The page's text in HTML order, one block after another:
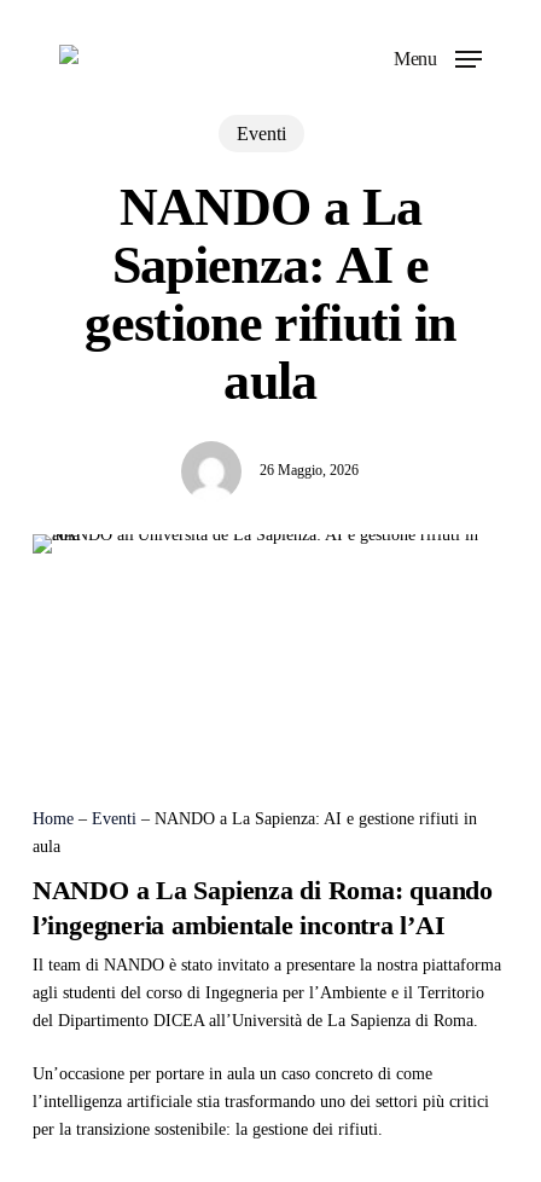
Menu
Eventi
NANDO a La
Sapienza: AI e
gestione rifiuti in
aula
26 Maggio, 2026
Home– Eventi – NANDO a La Sapienza: AI e gestione rifiuti in
aula
NANDO a La Sapienza di Roma: quando
l’ingegneria ambientale incontra l’AI
Il team di NANDO è stato invitato a presentare la nostra piattaforma
agli studenti del corso di Ingegneria per l’Ambiente e il Territorio
del Dipartimento DICEA all’Università de La Sapienza di Roma.
Un’occasione per portare in aula un caso concreto di come
l’intelligenza artificiale stia trasformando uno dei settori più critici
per la transizione sostenibile: la gestione dei rifiuti.